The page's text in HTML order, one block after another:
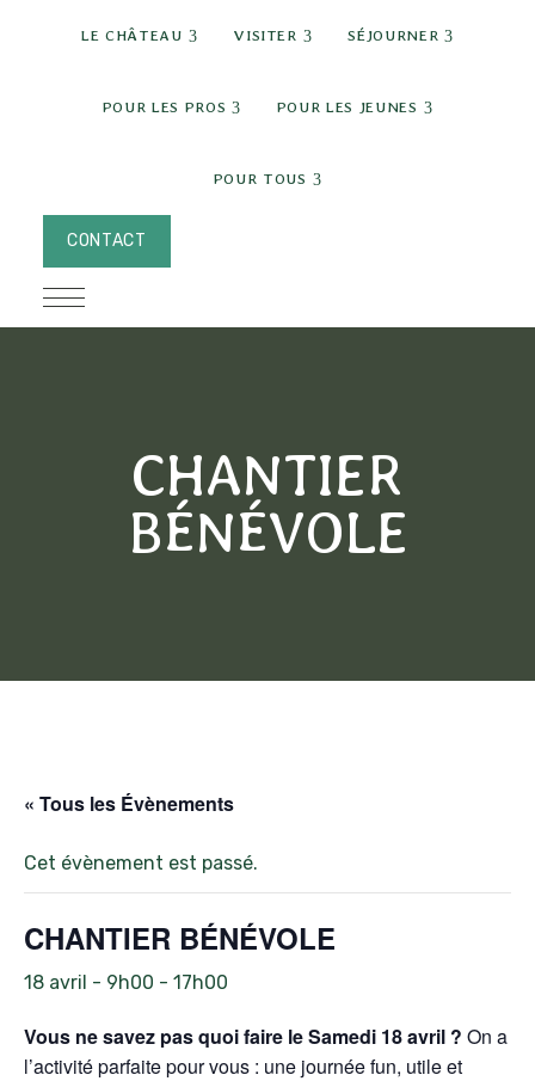
LE CHÂTEAU expand child menu
VISITER expand child menu
SÉJOURNER expand
POUR LES PROS expand child menu
POUR LES JEUNES expand
POUR TOUS expand child menu
CONTACT
CHANTIER
BÉNÉVOLE
« Tous les Évènements
Cet évènement est passé.
CHANTIER BÉNÉVOLE
18 avril - 9h00 - 17h00
Vous ne savez pas quoi faire le Samedi 18 avril ? On a
l’activité parfaite pour vous : une journée fun, utile et